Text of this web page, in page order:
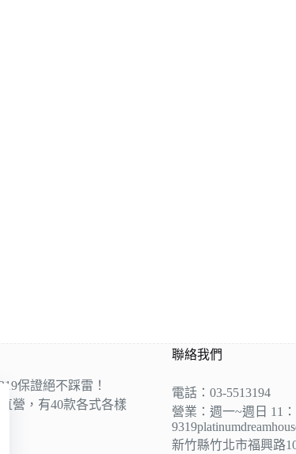
保證絕不踩雷！
營，有40款各式各樣
聯絡我們
電話：03-5513194
營業：週一~週日 11
新竹縣竹北市福興路